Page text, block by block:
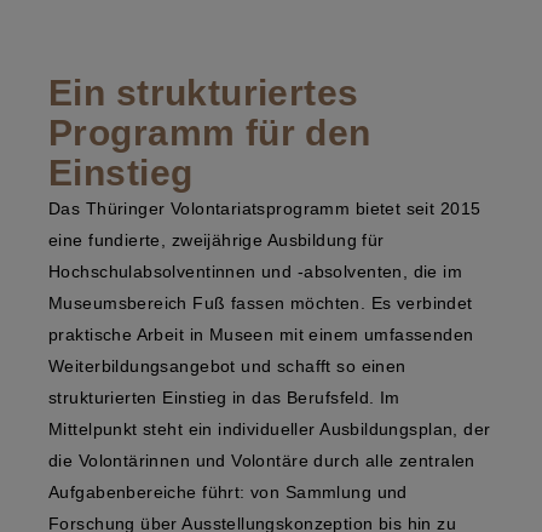
Ein strukturiertes
Programm für den
Einstieg
Das Thüringer Volontariatsprogramm bietet seit 2015
eine fundierte, zweijährige Ausbildung für
Hochschulabsolventinnen und -absolventen, die im
Museumsbereich Fuß fassen möchten. Es verbindet
praktische Arbeit in Museen mit einem umfassenden
Weiterbildungsangebot und schafft so einen
strukturierten Einstieg in das Berufsfeld. Im
Mittelpunkt steht ein individueller Ausbildungsplan, der
die Volontärinnen und Volontäre durch alle zentralen
Aufgabenbereiche führt: von Sammlung und
Forschung über Ausstellungskonzeption bis hin zu